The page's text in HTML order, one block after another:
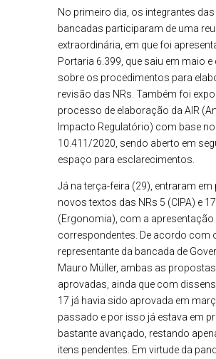
No primeiro dia, os integrantes das
bancadas participaram de uma
extraordinária, em que foi
Portaria 6.399, que saiu em maio e
sobre os procedimentos para
revisão das NRs. Também foi
processo de elaboração da AIR
Impacto Regulatório) com base
10.411/2020, sendo aberto em
espaço para esclarecimentos.
Já na terça-feira (29), entraram em
novos textos das NRs 5 (CIPA) e 17
(Ergonomia), com a apresentação
correspondentes. De acordo com
representante da bancada de
Mauro Müller, ambas as
aprovadas, ainda que com
17 já havia sido aprovada em
passado e por isso já estava em
bastante avançado, restando
itens pendentes. Em virtude da